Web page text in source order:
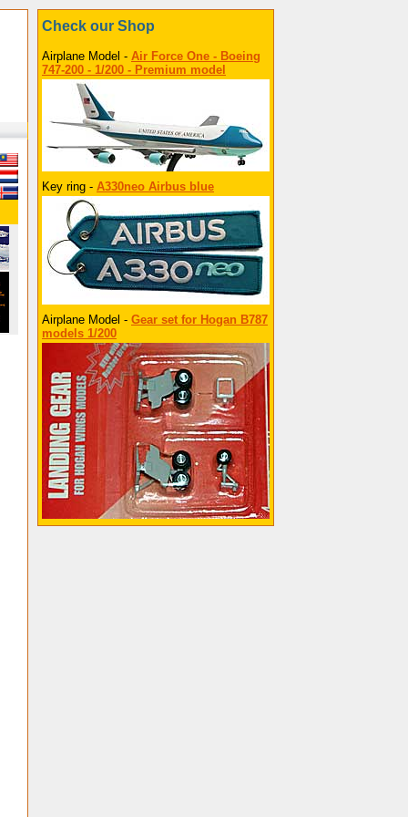
Check our Shop
Airplane Model - Air Force One - Boeing
747-200 - 1/200 - Premium model
Key ring - A330neo Airbus blue
Airplane Model - Gear set for Hogan B787
models 1/200